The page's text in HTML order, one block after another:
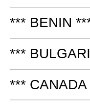
*** BENIN
***
*** CANADA